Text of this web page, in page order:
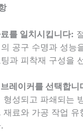
를 일치시킵니다:
공구 수명과 성능
과 피착재 구성을
레이커를 선택합니
형성되고 파쇄되는
재료와 가공 작업 유